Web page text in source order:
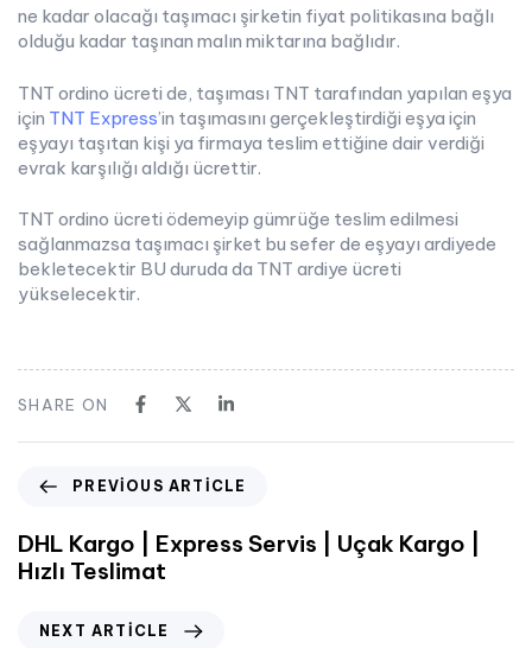
ne kadar olacağı taşımacı şirketin fiyat politikasına bağlı
olduğu kadar taşınan malın miktarına bağlıdır.
TNT ordino ücreti de, taşıması TNT tarafından yapılan eşya
için TNT Express’in taşımasını gerçekleştirdiği eşya için
eşyayı taşıtan kişi ya firmaya teslim ettiğine dair verdiği
evrak karşılığı aldığı ücrettir.
TNT ordino ücreti ödemeyip gümrüğe teslim edilmesi
sağlanmazsa taşımacı şirket bu sefer de eşyayı ardiyede
bekletecektir BU duruda da TNT ardiye ücreti
yükselecektir.
SHARE ON
PREVIOUS ARTICLE
DHL Kargo | Express Servis | Uçak Kargo |
Hızlı Teslimat
NEXT ARTICLE